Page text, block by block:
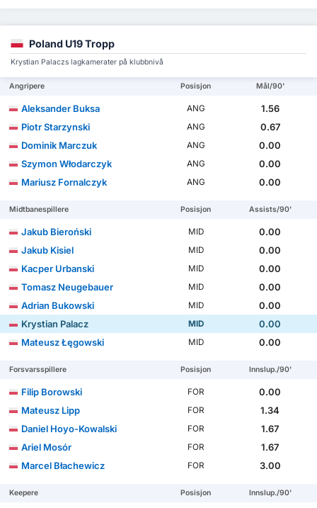
Poland U19 Tropp
Krystian Palaczs lagkamerater på klubbnivå
Angripere Posisjon Mål/90'
Aleksander Buksa ANG
1.56
Piotr Starzynski
ANG
0.67
Dominik Marczuk
ANG
0.00
Szymon Włodarczyk
ANG
0.00
Mariusz Fornalczyk
ANG 0.00
Midtbanespillere Posisjon Assists/90'
Jakub Bieroński MID
0.00
Jakub Kisiel
MID
0.00
Kacper Urbanski
MID
0.00
Tomasz Neugebauer
MID
0.00
Adrian Bukowski
MID
0.00
Krystian Palacz
MID
0.00
Mateusz Łęgowski
MID 0.00
Forsvarsspillere Posisjon Innslup./90'
Filip Borowski FOR
0.00
Mateusz Lipp
FOR
1.34
Daniel Hoyo-Kowalski
FOR
1.67
Ariel Mosór
FOR
1.67
Marcel Błachewicz
FOR 3.00
Keepere Posisjon Innslup./90'